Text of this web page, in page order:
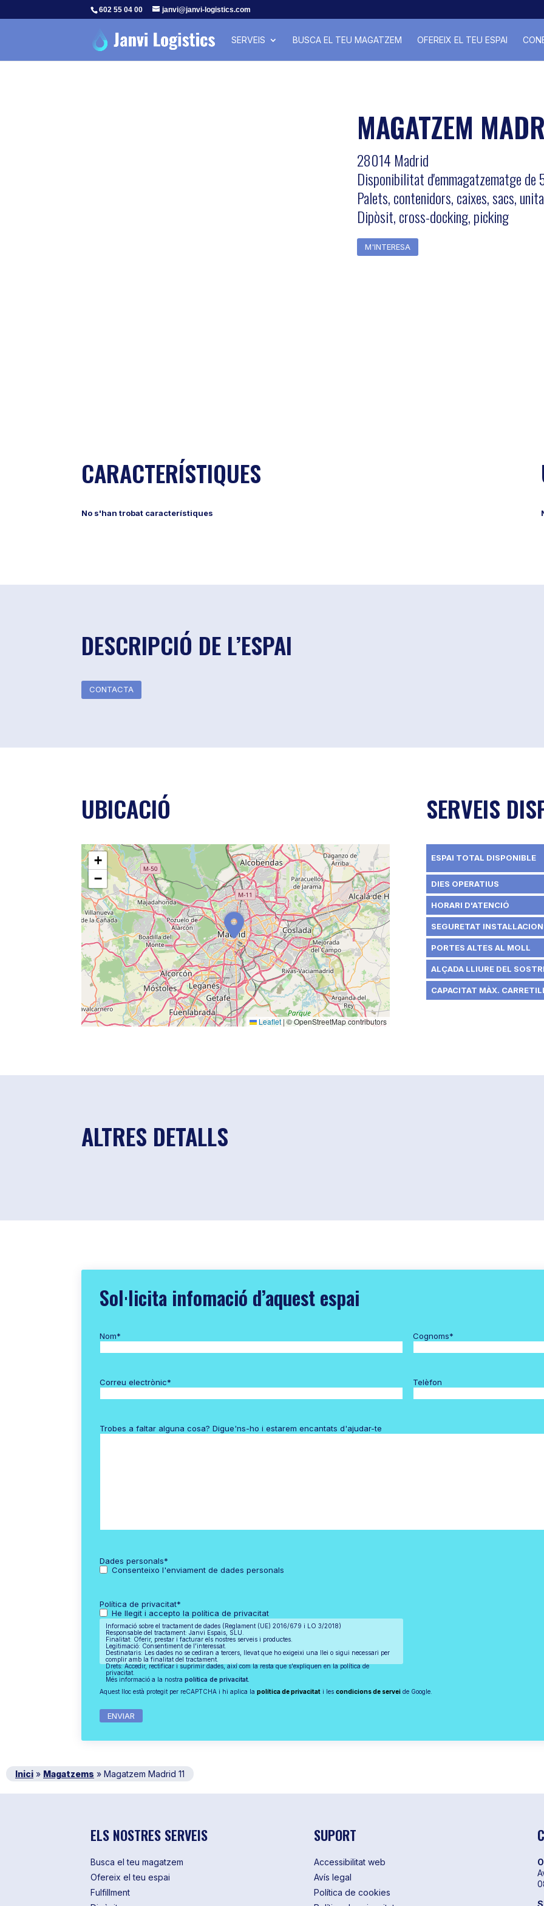
602 55 04 00 janvi@janvi-logistics.com
SERVEIS BUSCA EL TEU MAGATZEM OFEREIX EL TEU ESPAI
MAGATZEM
28014 Madrid
Disponibilitat d'emmagatzematge
Palets, contenidors, caixes, sacs,
Dipòsit, cross-docking, picking
M'INTERESA
CARACTERÍSTIQUES
No s'han trobat característiques
DESCRIPCIÓ DE L’ESPAI
CONTACTA
UBICACIÓ
+
−
Leaflet |© OpenStreetMap contributors
SERVEIS
ESPAI TOTAL DISPONIBLE
DIES OPERATIUS
HORARI D'ATENCIÓ
SEGURETAT
PORTES ALTES AL MOLL
ALÇADA LLIURE DEL
CAPACITAT MÀX.
ALTRES DETALLS
Sol·licita infomació d’aquest espai
Nom* Cognoms*
Correu electrònic* Telèfon
Trobes a faltar alguna cosa? Digue'ns-ho i estarem encantats d'ajudar-te
Dades personals*
Consenteixo l'enviament de dades personals
Política de privacitat*
He llegit i accepto la política de privacitat
Informació sobre el tractament de dades (Reglament (UE) 2016/679 i LO 3/2018)
Responsable del tractament: Janvi Espais, SLU.
Finalitat: Oferir, prestar i facturar els nostres serveis i productes.
Legitimació: Consentiment de l'interessat.
Destinataris: Les dades no se cediran a tercers, llevat que ho exigeixi una llei o sigui necessari per
complir amb la finalitat del tractament.
Drets: Accedir, rectificar i suprimir dades, així com la resta que s'expliquen en la política de
privacitat.
Més informació a la nostrapolítica de privacitat.
Aquest lloc està protegit per reCAPTCHA i hi aplica lapolítica de privacitat i lescondicions de servei de Google.
Inici » Magatzems » Magatzem Madrid 11
ELS NOSTRES SERVEIS
Busca el teu magatzem
Ofereix el teu espai
Fulfillment
SUPORT
Accessibilitat web
Avís legal
Política de cookies